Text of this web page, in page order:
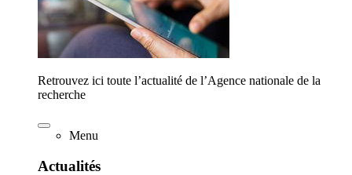
Retrouvez ici toute l’actualité de l’Agence nationale de la
recherche
Menu
Actualités